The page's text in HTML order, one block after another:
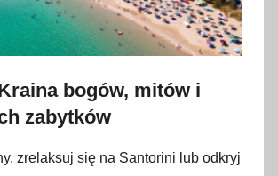
bogów, mitów i
zabytków
zrelaksuj się na Santorini lub odkryj